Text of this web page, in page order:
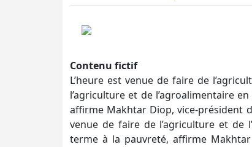
Contenu fictif
L’heure est venue de faire de
l’agriculture et de l’agroalimentaire
affirme Makhtar Diop, vice-président
venue de faire de l’agriculture et de
terme à la pauvreté, affirme